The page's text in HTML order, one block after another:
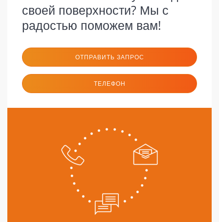
своей поверхности? Мы с
радостью поможем вам!
ОТПРАВИТЬ ЗАПРОС
ТЕЛЕФОН